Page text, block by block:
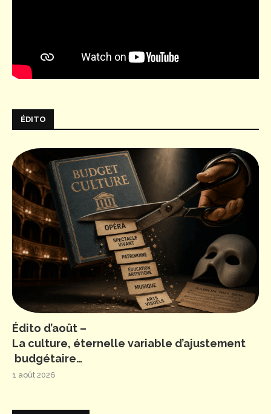
ÉDITO
Édito d’août –
La culture, éternelle variable d’ajustement
budgétaire…
1 août 2026